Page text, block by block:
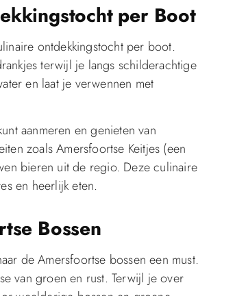
per Boot
ontdekkingstocht per boot.
terwijl je langs schilderachtige
en laat je verwennen met
aanmeren en genieten van
zoals Amersfoortse Keitjes (een
bieren uit de regio. Deze culinaire
en heerlijk eten.
Bossen
de Amersfoortse bossen een must.
van groen en rust. Terwijl je over